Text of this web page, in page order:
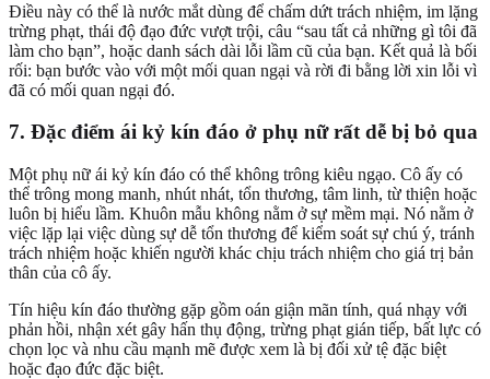
Điều này có thể là nước mắt dùng để chấm dứt trách nhiệm, im lặng
trừng phạt, thái độ đạo đức vượt trội, câu “sau tất cả những gì tôi đã
làm cho bạn”, hoặc danh sách dài lỗi lầm cũ của bạn. Kết quả là bối
rối: bạn bước vào với một mối quan ngại và rời đi bằng lời xin lỗi vì
đã có mối quan ngại đó.
7. Đặc điểm ái kỷ kín đáo ở phụ nữ rất dễ bị bỏ qua
Một phụ nữ ái kỷ kín đáo có thể không trông kiêu ngạo. Cô ấy có
thể trông mong manh, nhút nhát, tổn thương, tâm linh, từ thiện hoặc
luôn bị hiểu lầm. Khuôn mẫu không nằm ở sự mềm mại. Nó nằm ở
việc lặp lại việc dùng sự dễ tổn thương để kiểm soát sự chú ý, tránh
trách nhiệm hoặc khiến người khác chịu trách nhiệm cho giá trị bản
thân của cô ấy.
Tín hiệu kín đáo thường gặp gồm oán giận mãn tính, quá nhạy với
phản hồi, nhận xét gây hấn thụ động, trừng phạt gián tiếp, bất lực có
chọn lọc và nhu cầu mạnh mẽ được xem là bị đối xử tệ đặc biệt
hoặc đạo đức đặc biệt.